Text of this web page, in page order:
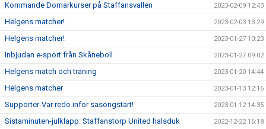
Kommande Domarkurser på Staffansvallen 2023-02-09 12:43
Helgens matcher! 2023-02-03 13:29
Helgens matcher! 2023-01-27 10:23
Inbjudan e-sport från Skåneboll 2023-01-27 09:02
Helgens match och träning 2023-01-20 14:44
Helgens matcher 2023-01-13 12:16
Supporter-Var redo inför säsongstart! 2023-01-12 14:35
Sistaminuten-julklapp: Staffanstorp United halsduk 2022-12-22 16:18